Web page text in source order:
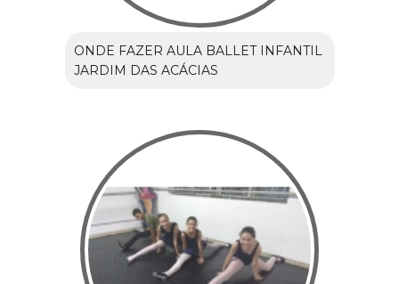
ONDE FAZER AULA BALLET INFANTIL
JARDIM DAS ACÁCIAS